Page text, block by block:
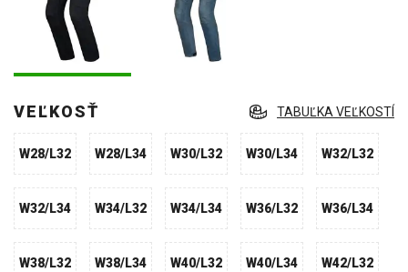
VEĽKOSŤ TABUĽKA VEĽKOSTÍ
W28/L32 W28/L34 W30/L32 W30/L34 W32/L32
W32/L34 W34/L32 W34/L34 W36/L32 W36/L34
W38/L32 W38/L34 W40/L32 W40/L34 W42/L32